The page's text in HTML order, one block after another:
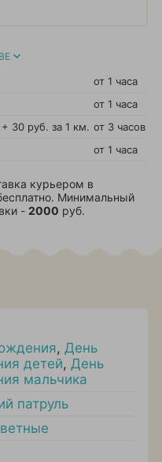
от 1 часа
от 1 часа
30 руб. за 1 км. от 3 часов
от 1 часа
курьером в
Минимальный
- 2000 руб.
, День
детей, День
мальчика
патруль